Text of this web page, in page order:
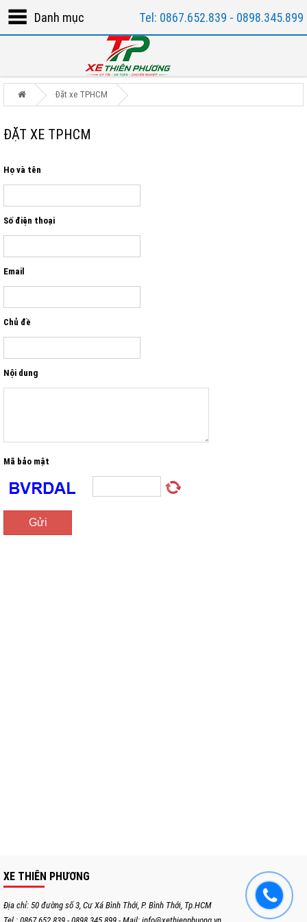
Danh mục Tel: 0867.652.839 - 0898.345.899
Đặt xe TPHCM
ĐẶT XE TPHCM
Họ và tên
Số điện thoại
Email
Chủ đề
Nội dung
Mã bảo mật
Gửi
XE THIÊN PHƯƠNG
Địa chỉ: 50 đường số 3, Cư Xá Bình Thới, P. Bình Thới, Tp.HCM